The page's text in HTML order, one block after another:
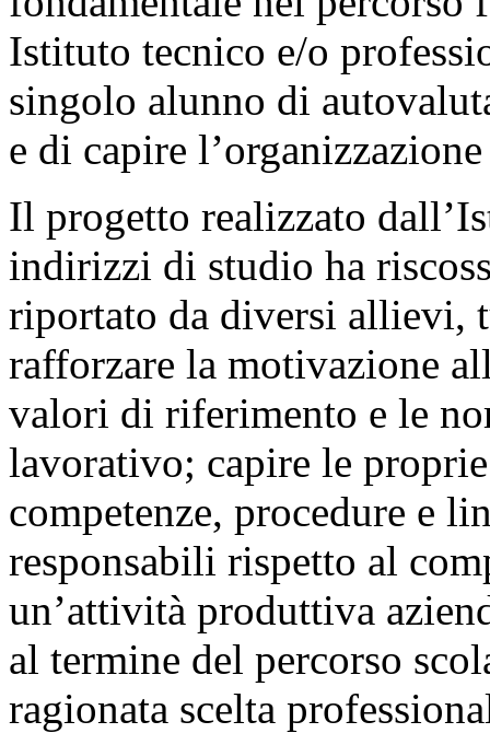
Istituto tecnico e/o
singolo alunno di
e di capire
Il progetto realizzato
indirizzi di studio ha
riportato da diversi allievi,
rafforzare la motivazione
valori di riferimento e le
lavorativo; capire le
competenze, procedure e
responsabili rispetto al
un’attività produttiva
al termine del percorso
ragionata scelta